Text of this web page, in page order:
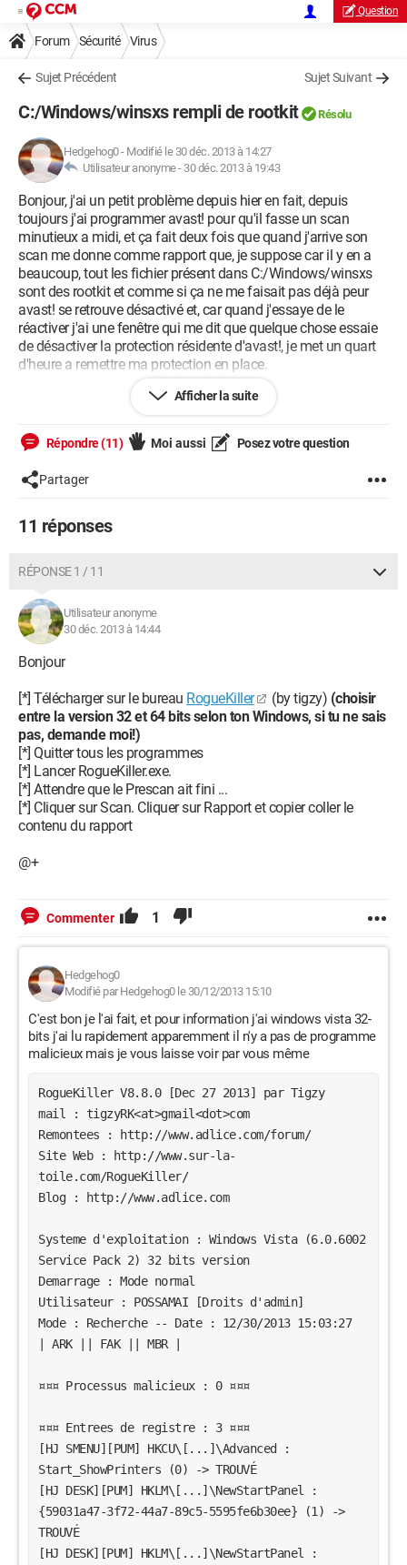
Question
Forum Sécurité Virus
Sujet Précédent Sujet Suivant
C:/Windows/winsxs rempli de rootkit Résolu
Hedgehog0- Modifié le 30 déc. 2013 à 14:27
Utilisateur anonyme - 30 déc. 2013 à 19:43
Bonjour, j'ai un petit problème depuis hier en fait, depuis
toujours j'ai programmer avast! pour qu'il fasse un scan
minutieux a midi, et ça fait deux fois que quand j'arrive son
scan me donne comme rapport que, je suppose car il y en a
beaucoup, tout les fichier présent dans C:/Windows/winsxs
sont des rootkit et comme si ça ne me faisait pas déjà peur
avast! se retrouve désactivé et, car quand j'essaye de le
réactiver j'ai une fenêtre qui me dit que quelque chose essaie
de désactiver la protection résidente d'avast!, je met un quart
d'heure a remettre ma protection en place.
j'ai un peu chercher que internet et en regardant mon rapport
de scan je n'ai trouvé aucune trace de Sality
infecté ou si il s'agit d'un faux positif d'avast!
Merci d'avance
fois ou j'ai vu les rootkit donc je trouve cette infection très lente
Afficher la suite
Répondre (11) Moi aussi Posez votre question
Partager
11 réponses
RÉPONSE 1 / 11
Utilisateur anonyme
30 déc. 2013 à 14:44
Bonjour
[*] Télécharger sur le bureau RogueKiller (by tigzy) (choisir
entre la version 32 et 64 bits selon ton Windows, si tu ne sais
pas, demande moi!)
[*] Quitter tous les programmes
[*] Lancer RogueKiller.exe.
[*] Attendre que le Prescan ait fini ...
[*] Cliquer sur Scan. Cliquer sur Rapport et copier coller le
contenu du rapport
@+
Commenter 1
Hedgehog0
Modifié par Hedgehog0 le 30/12/2013 15:10
C'est bon je l'ai fait, et pour information j'ai windows vista 32-
bits j'ai lu rapidement apparemment il n'y a pas de programme
malicieux mais je vous laisse voir par vous même
RogueKiller V8.8.0 [Dec 27 2013] par Tigzy
mail : tigzyRK<at>gmail<dot>com
Remontees : http://www.adlice.com/forum/
Site Web : http://www.sur-la-
toile.com/RogueKiller/
Blog : http://www.adlice.com
Systeme d'exploitation : Windows Vista (6.0.6002
Service Pack 2) 32 bits version
Demarrage : Mode normal
Utilisateur : POSSAMAI [Droits d'admin]
Mode : Recherche -- Date : 12/30/2013 15:03:27
| ARK || FAK || MBR |
¤¤¤ Processus malicieux : 0 ¤¤¤
¤¤¤ Entrees de registre : 3 ¤¤¤
[HJ SMENU][PUM] HKCU\[...]\Advanced :
Start_ShowPrinters (0) -> TROUVÉ
[HJ DESK][PUM] HKLM\[...]\NewStartPanel :
{59031a47-3f72-44a7-89c5-5595fe6b30ee} (1) ->
TROUVÉ
[HJ DESK][PUM] HKLM\[...]\NewStartPanel :